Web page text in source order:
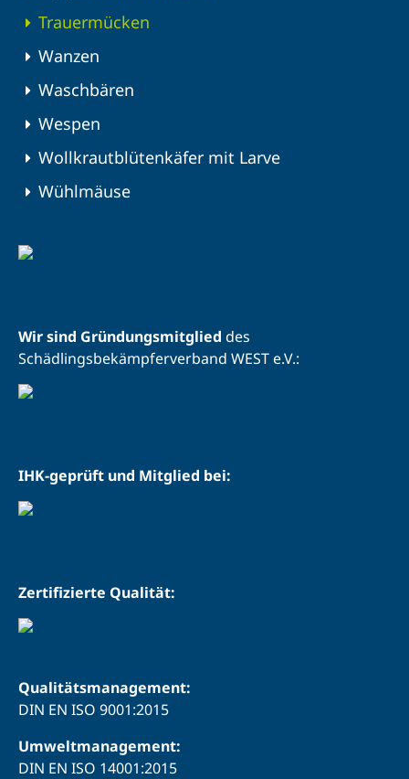
Trauermücken
Wanzen
Waschbären
Wespen
Wollkrautblütenkäfer mit Larve
Wühlmäuse
Wir sind Gründungsmitglied des
Schädlingsbekämpferverband WEST e.V.:
IHK-geprüft und Mitglied bei:
Zertifizierte Qualität:
Qualitätsmanagement:
DIN EN ISO 9001:2015
Umweltmanagement:
DIN EN ISO 14001:2015